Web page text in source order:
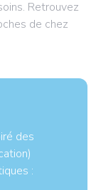
Retrouvez
de chez
des
: